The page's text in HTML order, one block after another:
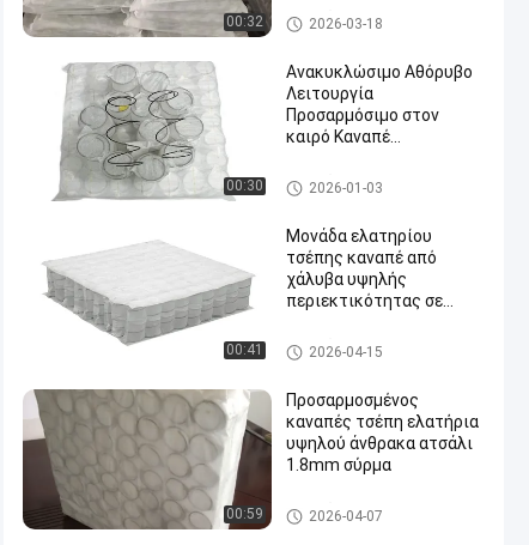
00:32 Καναπές
2026-03-18
00:30
Ανακυκλώσιμο Αθόρυβο
Λειτουργία
Προσαρμόσιμο στον
καιρό Καναπέ
Πορτοφολική
Ανοιξιάτικη Σπείρα για
Καναπές
2026-01-03
00:41
Μονάδα ελατηρίου
τσέπης καναπέ από
χάλυβα υψηλής
περιεκτικότητας σε
συμπιεσμένη και
τυλιγμένη συσκευασία
άνεση
Καναπές
2026-04-15
00:59
Προσαρμοσμένος
καναπές τσέπη ελατήρια
υψηλού άνθρακα ατσάλι
1.8mm σύρμα
Καναπές
2026-04-07